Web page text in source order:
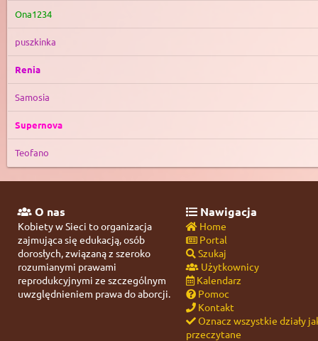
Ona1234
puszkinka
Renia
Samosia
Supernova
Teofano
O nas
Kobiety w Sieci to organizacja
zajmująca się edukacją, osób
dorosłych, związaną z szeroko
rozumianymi prawami
reprodukcyjnymi ze szczególnym
uwzględnieniem prawa do aborcji.
Nawigacja
Home
Portal
Szukaj
Użytkownicy
Kalendarz
Pomoc
Kontakt
Oznacz wszystkie działy
przeczytane